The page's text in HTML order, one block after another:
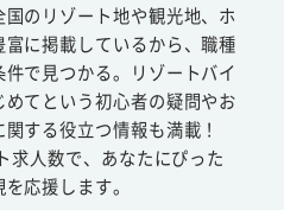
のリゾート地や観光地、ホ
に掲載しているから、職種
で見つかる。リゾートバイ
てという初心者の疑問やお
する役立つ情報も満載！
求人数で、あなたにぴった
応援します。